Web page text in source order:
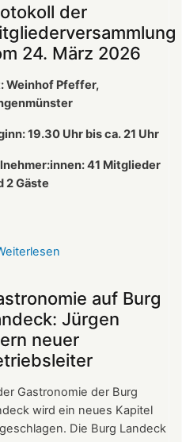
der
24. März 2026
Weinhof Pfeffer,
19.30 Uhr bis ca. 21 Uhr
41 Mitglieder
2 Gäste
der
vom
24.
März
auf Burg
Jürgen
neuer
Gastronomie der Burg
wird ein neues Kapitel
Die Burg Landeck